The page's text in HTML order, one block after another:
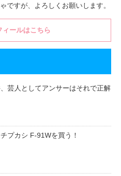
ですが、よろしくお願いします。
ィールはこちら
芸人としてアンサーはそれで正解
プカシ F-91Wを買う！